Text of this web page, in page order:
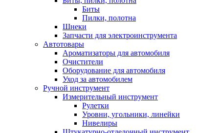
Биты
Пилки, полотна
Шнеки
Запчасти для электроинструмента
Автотовары
Ароматизаторы для автомобиля
Очистители
Оборудование для автомобиля
Уход за автомобилем
Ручной инструмент
Измерительный инструмент
Рулетки
Уровни, угольники, линейки
Нивелиры